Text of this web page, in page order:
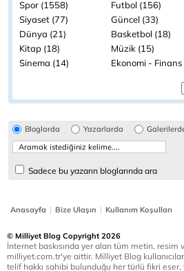
Spor (1558)
Futbol (156)
Siyaset (77)
Güncel (33)
Dünya (21)
Basketbol (18)
Kitap (18)
Müzik (15)
Sinema (14)
Ekonomi - Finans
Bloglarda Yazarlarda
Sadece bu yazarın bloglarında ara
Anasayfa | Bize Ulaşın | Kullanım Koşulları
© Milliyet Blog Copyright 2026
İnternet baskısında yer alan tüm metin, resim
milliyet.com.tr'ye aittir. Milliyet Blog
telif hakkı sahibi bulunduğu her türlü fikri